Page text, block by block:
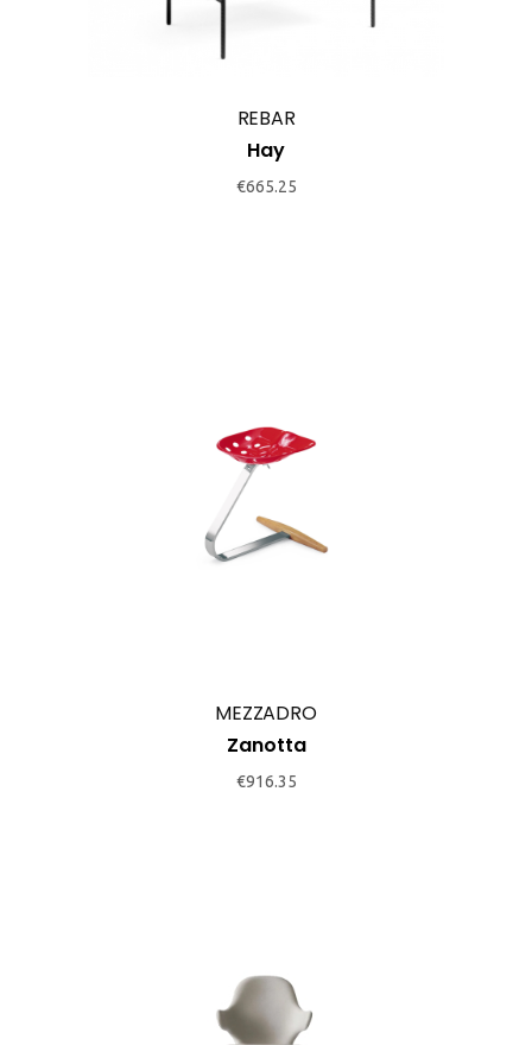
REBAR
Hay
€665.25
MEZZADRO
Zanotta
€916.35